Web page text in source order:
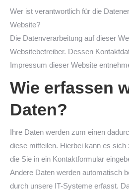
Wer ist verantwortlich für die
Website?
Die Datenverarbeitung auf dieser
Websitebetreiber. Dessen
Impressum dieser Website
Wie erfassen
Daten?
Ihre Daten werden zum einen
diese mitteilen. Hierbei kann es sich
die Sie in ein Kontaktformular
Andere Daten werden automatisch
durch unsere IT-Systeme erfasst.